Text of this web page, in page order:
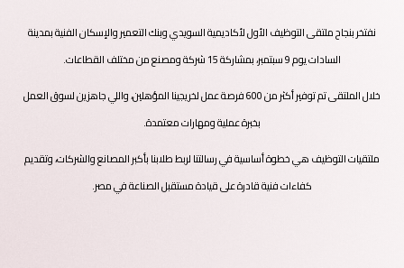
نفتخر بنجاح ملتقى التوظيف الأول لأكاديمية السويدي وبنك التعمير والإسكان الفنية بمدينة
السادات يوم 9 سبتمبر، بمشاركة 15 شركة ومصنع من مختلف القطاعات.
خلال الملتقى تم
توفير أكثر من 600 فرصة عمل لخريجينا المؤهلين، واللي جاهزين لسوق العمل
بخبرة عملية ومهارات معتمدة.
ملتقيات التوظيف هي خطوة أساسية في رسالتنا لربط طلابنا بأكبر المصانع والشركات، وتقديم
كفاءات فنية قادرة على قيادة مستقبل الصناعة في مصر.